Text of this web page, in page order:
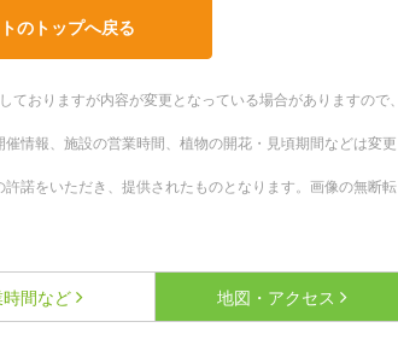
のトップへ戻る
おりますが内容が変更となっている場合がありますので、
情報、施設の営業時間、植物の開花・見頃期間などは変更
諾をいただき、提供されたものとなります。画像の無断転
間など 地図・アクセス